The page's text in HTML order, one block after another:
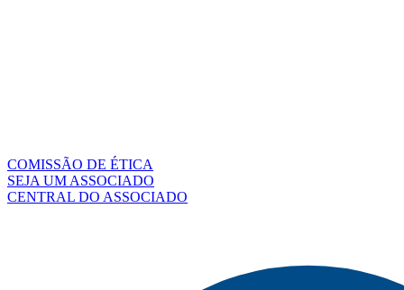
COMISSÃO DE ÉTICA
SEJA UM ASSOCIADO
CENTRAL DO ASSOCIADO